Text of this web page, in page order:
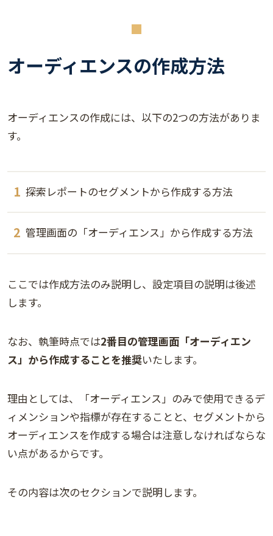
オーディエンスの作成方法
オーディエンスの作成には、以下の2つの方法がありま
す。
探索レポートのセグメントから作成する方法
管理画面の「オーディエンス」から作成する方法
ここでは作成方法のみ説明し、設定項目の説明は後述
します。
なお、執筆時点では2番目の管理画面「オーディエン
ス」から作成することを推奨いたします。
理由としては、「オーディエンス」のみで使用できるデ
ィメンションや指標が存在することと、セグメントから
オーディエンスを作成する場合は注意しなければならな
い点があるからです。
その内容は次のセクションで説明します。